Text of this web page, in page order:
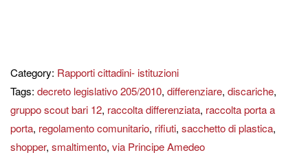
Category: Rapporti cittadini- istituzioni
Tags: decreto legislativo 205/2010, differenziare, discariche,
gruppo scout bari 12, raccolta differenziata, raccolta porta a
porta, regolamento comunitario, rifiuti, sacchetto di plastica,
shopper, smaltimento, via Principe Amedeo